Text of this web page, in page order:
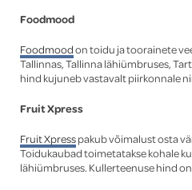
Foodmood
Foodmoodon toidu ja toorainete
Tallinnas, Tallinna lähiümbruses,
hind kujuneb vastavalt piirkonnale
Fruit Xpress
Fruit Xpresspakub võimalust osta
Toidukaubad toimetatakse kohale
lähiümbruses. Kullerteenuse hind